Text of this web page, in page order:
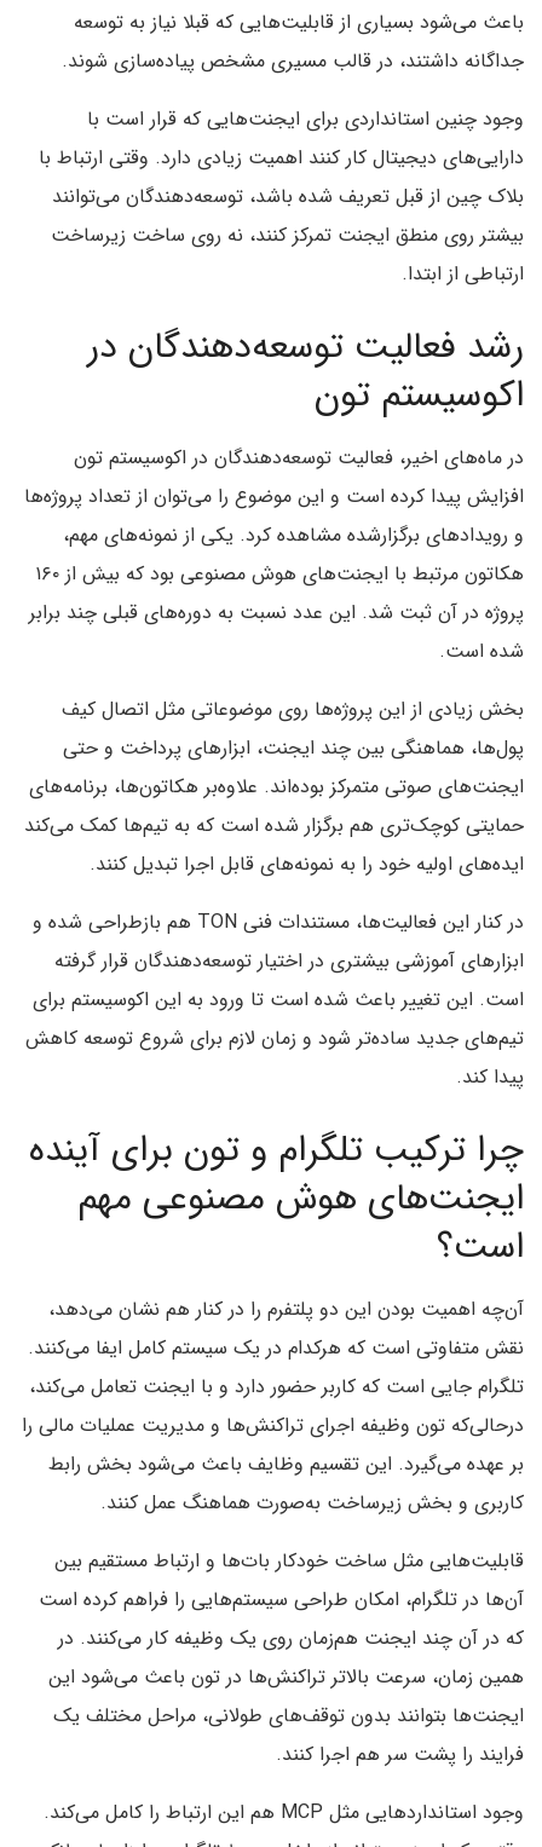
باعث می‌شود بسیاری از قابلیت‌هایی که قبلا نیاز به توسعه
جداگانه داشتند، در قالب مسیری مشخص پیاده‌سازی شوند.
وجود چنین استانداردی برای ایجنت‌هایی که قرار است با
دارایی‌های دیجیتال کار کنند اهمیت زیادی دارد. وقتی ارتباط با
بلاک چین از قبل تعریف شده باشد، توسعه‌دهندگان می‌توانند
بیشتر روی منطق ایجنت تمرکز کنند، نه روی ساخت زیرساخت
ارتباطی از ابتدا.
رشد فعالیت توسعه‌دهندگان در
اکوسیستم تون
در ماه‌های اخیر، فعالیت توسعه‌دهندگان در اکوسیستم تون
افزایش پیدا کرده است و این موضوع را می‌توان از تعداد پروژه‌ها
و رویدادهای برگزارشده مشاهده کرد. یکی از نمونه‌های مهم،
هکاتون مرتبط با ایجنت‌های هوش مصنوعی بود که بیش از ۱۶۰
پروژه در آن ثبت شد. این عدد نسبت به دوره‌های قبلی چند برابر
شده است.
بخش زیادی از این پروژه‌ها روی موضوعاتی مثل اتصال کیف
پول‌ها، هماهنگی بین چند ایجنت، ابزارهای پرداخت و حتی
ایجنت‌های صوتی متمرکز بوده‌اند. علاوه‌بر هکاتون‌ها، برنامه‌های
حمایتی کوچک‌تری هم برگزار شده است که به تیم‌ها کمک می‌کند
ایده‌های اولیه خود را به نمونه‌های قابل اجرا تبدیل کنند.
در کنار این فعالیت‌ها، مستندات فنی TON هم بازطراحی شده و
ابزارهای آموزشی بیشتری در اختیار توسعه‌دهندگان قرار گرفته
است. این تغییر باعث شده است تا ورود به این اکوسیستم برای
تیم‌های جدید ساده‌تر شود و زمان لازم برای شروع توسعه کاهش
پیدا کند.
چرا ترکیب تلگرام و تون برای آینده
ایجنت‌های هوش مصنوعی مهم
است؟
آن‌چه اهمیت بودن این دو پلتفرم را در کنار هم نشان می‌دهد،
نقش متفاوتی است که هرکدام در یک سیستم کامل ایفا می‌کنند.
تلگرام جایی است که کاربر حضور دارد و با ایجنت تعامل می‌کند،
درحالی‌که تون وظیفه اجرای تراکنش‌ها و مدیریت عملیات مالی را
بر عهده می‌گیرد. این تقسیم وظایف باعث می‌شود بخش رابط
کاربری و بخش زیرساخت به‌صورت هماهنگ عمل کنند.
قابلیت‌هایی مثل ساخت خودکار بات‌ها و ارتباط مستقیم بین
آن‌ها در تلگرام، امکان طراحی سیستم‌هایی را فراهم کرده است
که در آن چند ایجنت هم‌زمان روی یک وظیفه کار می‌کنند. در
همین زمان، سرعت بالاتر تراکنش‌ها در تون باعث می‌شود این
ایجنت‌ها بتوانند بدون توقف‌های طولانی، مراحل مختلف یک
فرایند را پشت سر هم اجرا کنند.
وجود استانداردهایی مثل MCP هم این ارتباط را کامل می‌کند.